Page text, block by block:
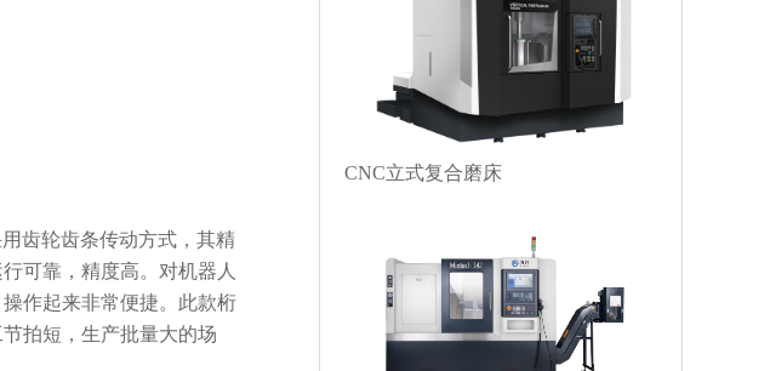
齿轮齿条传动方式，其精
可靠，精度高。对机器人
作起来非常便捷。此款桁
拍短，生产批量大的场
CNC立式复合磨床